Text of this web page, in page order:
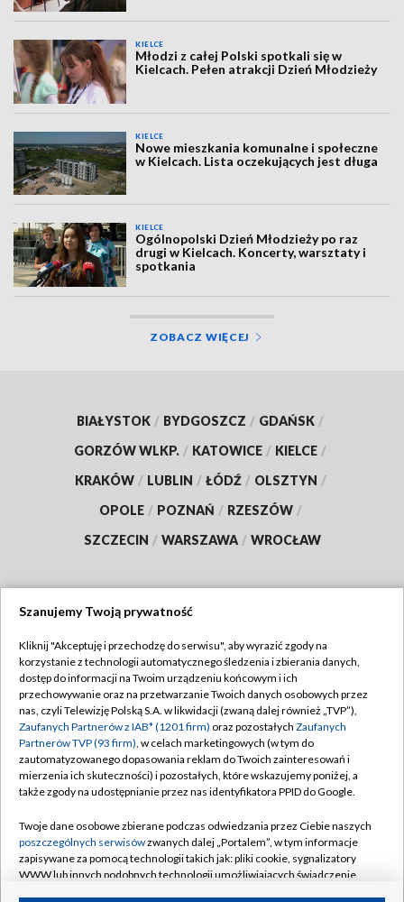
KIELCE
Młodzi z całej Polski spotkali się w
Kielcach. Pełen atrakcji Dzień Młodzieży
KIELCE
Nowe mieszkania komunalne i społeczne
w Kielcach. Lista oczekujących jest długa
KIELCE
Ogólnopolski Dzień Młodzieży po raz
drugi w Kielcach. Koncerty, warsztaty i
spotkania
ZOBACZ WIĘCEJ
BIAŁYSTOK / BYDGOSZCZ / GDAŃSK /
GORZÓW WLKP. / KATOWICE / KIELCE /
KRAKÓW / LUBLIN / ŁÓDŹ / OLSZTYN /
OPOLE / POZNAŃ / RZESZÓW /
SZCZECIN / WARSZAWA / WROCŁAW
TVP
Abonament TVP
Emisja w TVP
Centrum informacji TVP
Naziemna Telewizja Cyfrowa
Rada Programowa
System NOS
Informacje o nadawcy
Regulamin TVP
Polityka prywatności
Moje zgody
Pomoc
Kontakt
Szanujemy Twoją prywatność
Kliknij "Akceptuję i przechodzę do serwisu", aby wyrazić zgody na
korzystanie z technologii automatycznego śledzenia i zbierania danych,
dostęp do informacji na Twoim urządzeniu końcowym i ich
przechowywanie oraz na przetwarzanie Twoich danych osobowych przez
nas, czyli Telewizję Polską S.A. w likwidacji (zwaną dalej również „TVP”),
Zaufanych Partnerów z IAB* (1201 firm) oraz pozostałych Zaufanych
Partnerów TVP (93 firm), w celach marketingowych (w tym do
zautomatyzowanego dopasowania reklam do Twoich zainteresowań i
mierzenia ich skuteczności) i pozostałych, które wskazujemy poniżej, a
także zgody na udostępnianie przez nas identyfikatora PPID do Google.
Twoje dane osobowe zbierane podczas odwiedzania przez Ciebie naszych
poszczególnych serwisówzwanych dalej „Portalem”, w tym informacje
zapisywane za pomocą technologii takich jak: pliki cookie, sygnalizatory
WWW lub innych podobnych technologii umożliwiających świadczenie